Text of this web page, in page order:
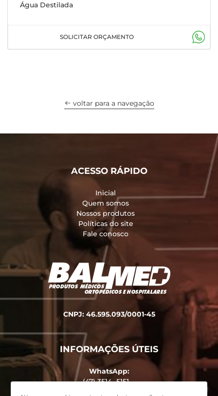
Água Destilada
SOLICITAR ORÇAMENTO
voltar para a navegação
ACESSO RÁPIDO
Inicial
Quem somos
Nossos produtos
Políticas do site
Fale conosco
CNPJ: 46.595.093/0001-45
INFORMAÇÕES ÚTEIS
WhatsApp:
(47) 3514 -5151